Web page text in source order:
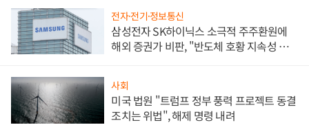
전자·전기·정보통신
삼성전자 SK하이닉스 소극적 주주환원에
해외 증권가 비판, "반도체 호황 지속성 의
사회
미국 법원 "트럼프 정부 풍력 프로젝트 동결
조치는 위법", 해제 명령 내려